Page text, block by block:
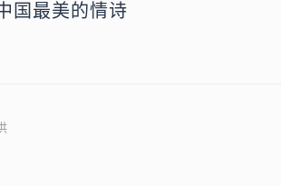
国最美的情诗